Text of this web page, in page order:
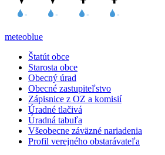
meteoblue
Štatút obce
Starosta obce
Obecný úrad
Obecné zastupiteľstvo
Zápisnice z OZ a komisií
Úradné tlačivá
Úradná tabuľa
Všeobecne záväzné nariadenia
Profil verejného obstarávateľa